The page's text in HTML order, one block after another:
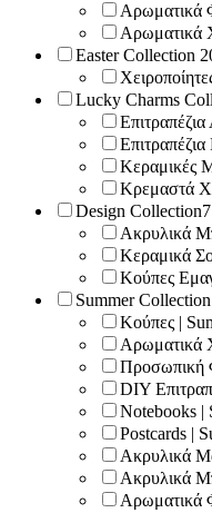
Αρωματικά
Αρωματικά
Easter Collection
Lucky Charms
Κεραμικές
Κρεμαστά
Design Collection
Ακρυλικά
Κεραμικά
Κούπες
Summer Collection
Κούπες |
Αρωματικά
Προσωπική
DIY
Notebooks |
Postcards |
Ακρυλικά
Ακρυλικά
Αρωματικά